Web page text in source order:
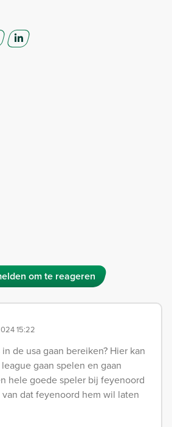
om te reageren
15:22
de usa gaan bereiken? Hier kan
gaan spelen en gaan
hele goede speler bij feyenoord
dat feyenoord hem wil laten